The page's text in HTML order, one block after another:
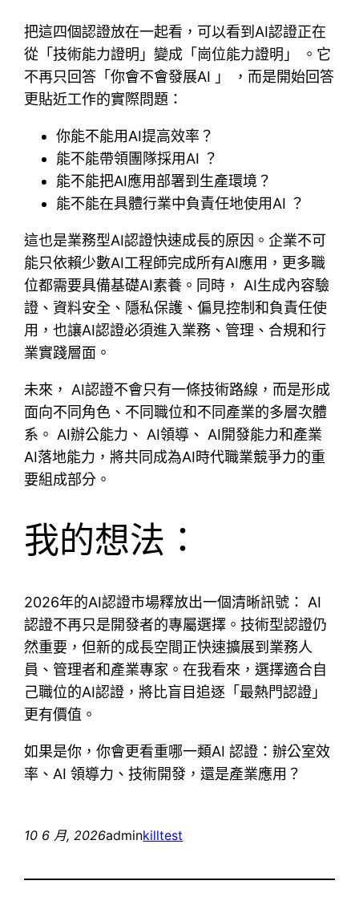
把這四個認證放在一起看，可以看到AI認證正在
從「技術能力證明」變成「崗位能力證明」 。它
不再只回答「你會不會發展AI 」 ，而是開始回答
更貼近工作的實際問題：
你能不能用AI提高效率？
能不能帶領團隊採用AI ？
能不能把AI應用部署到生產環境？
能不能在具體行業中負責任地使用AI ？
這也是業務型AI認證快速成長的原因。企業不可
能只依賴少數AI工程師完成所有AI應用，更多職
位都需要具備基礎AI素養。同時， AI生成內容驗
證、資料安全、隱私保護、偏見控制和負責任使
用，也讓AI認證必須進入業務、管理、合規和行
業實踐層面。
未來， AI認證不會只有一條技術路線，而是形成
面向不同角色、不同職位和不同產業的多層次體
系。 AI辦公能力、 AI領導、 AI開發能力和產業
AI落地能力，將共同成為AI時代職業競爭力的重
要組成部分。
我的想法：
2026年的AI認證市場釋放出一個清晰訊號： AI
認證不再只是開發者的專屬選擇。技術型認證仍
然重要，但新的成長空間正快速擴展到業務人
員、管理者和產業專家。在我看來，選擇適合自
己職位的AI認證，將比盲目追逐「最熱門認證」
更有價值。
如果是你，你會更看重哪一類AI 認證：辦公室效
率、AI 領導力、技術開發，還是產業應用？
10 6 月, 2026adminkilltest